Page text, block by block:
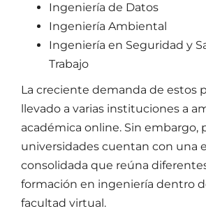
Ingeniería de Datos
Ingeniería Ambiental
Ingeniería en Seguridad y
Trabajo
La creciente demanda de estos
llevado a varias instituciones a
académica online. Sin embargo,
universidades cuentan con una
consolidada que reúna
formación en ingeniería dentro
facultad virtual.